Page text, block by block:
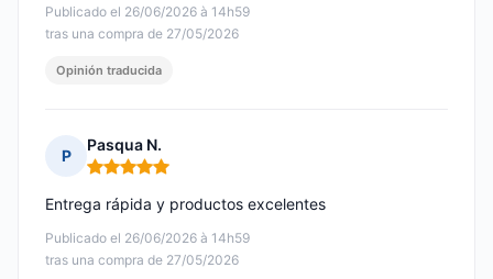
Publicado el 26/06/2026 à 14h59
tras una compra de 27/05/2026
Opinión traducida
P
Pasqua N.
Nota: 5 de 5
Publicado el 26/06/2026 à 14h59
tras una compra de 27/05/2026
Entrega rápida y productos excelentes